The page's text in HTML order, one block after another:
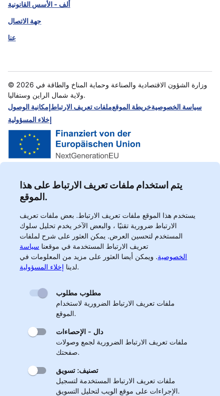
ألف - الأسس القانونية
جهة الاتصال
عنا
© 2026 وزارة الشؤون الاقتصادية والصناعة وحماية المناخ والطاقة في
ولاية شمال الراين وستفاليا.
إمكانية الوصولملفات تعريف الارتباطخريطة الموقعسياسة الخصوصية
إخلاء المسؤولية
يتم استخدام ملفات تعريف الارتباط على هذا
الموقع.
يستخدم هذا الموقع ملفات تعريف الارتباط. بعض ملفات تعريف
الارتباط ضرورية تقنيًا ، والبعض الآخر يخدم تحليل سلوك
المستخدم لتحسين العرض. يمكن العثور على شرح لملفات
تعريف الارتباط المستخدمة في موقعنا سياسة
الخصوصية. ويمكن أيضا العثور على مزيد من المعلومات في
لدينا إخلاء المسؤولية .
مطلوب مطلوب
ملفات تعريف الارتباط الضرورية لاستخدام
الموقع.
دال - الإحصاءات
ملفات تعريف الارتباط الضرورية لجمع وصولات
صفحتك.
تصنيف: تسويق
ملفات تعريف الارتباط المستخدمة لتسجيل
الإجراءات على موقع الويب لتحليل التسويق.